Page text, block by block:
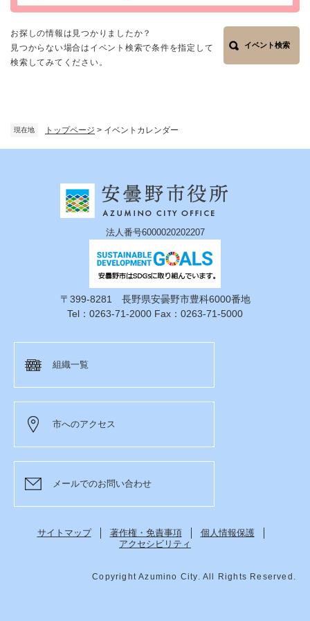
現在地 トップページ > イベントカレンダー
お探しの情報は見つかりましたか？
見つからない場合はイベント検索で条件を指定して
検索してみてください。
イベント検索
法人番号6000020202207
〒399-8281 長野県安曇野市豊科6000番地
Tel：0263-71-2000 Fax：0263-71-5000
組織一覧
市へのアクセス
メールでのお問い合わせ
サイトマップ 著作権・免責事項
個人情報保護
アクセシビリティ
Copyright Azumino City. All Rights Reserved.